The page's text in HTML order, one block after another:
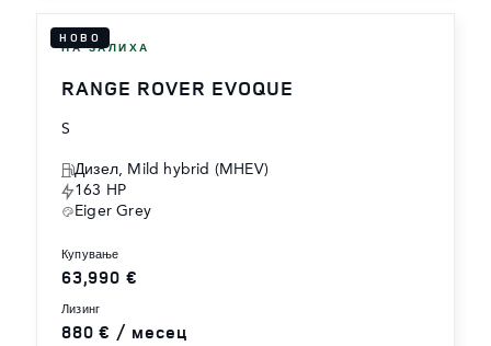
НОВО
НА ЗАЛИХА
RANGE ROVER EVOQUE
S
Дизел, Mild hybrid (MHEV)
163 HP
Eiger Grey
купување
63,990 €
лизинг
880 € / месец